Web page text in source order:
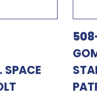
SPACE